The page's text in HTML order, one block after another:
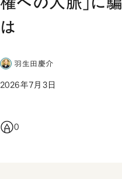
は
羽生田慶介
2026年7月3日
0